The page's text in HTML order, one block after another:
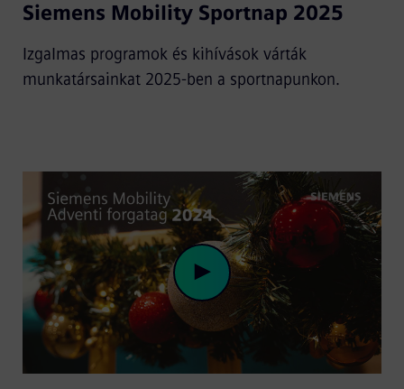
Video
Siemens Mobility Sportnap 2025
Izgalmas programok és kihívások várták
munkatársainkat 2025-ben a sportnapunkon.
Play